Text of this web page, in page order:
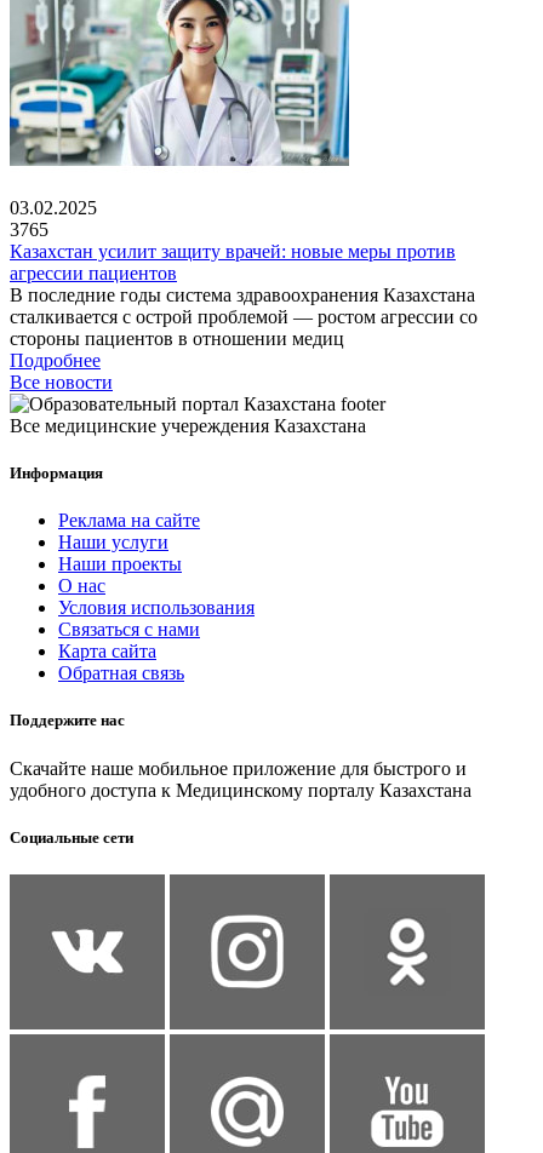
03.02.2025
3765
Казахстан усилит защиту врачей: новые меры против
агрессии пациентов
В последние годы система здравоохранения Казахстана
сталкивается с острой проблемой — ростом агрессии со
стороны пациентов в отношении медиц
Подробнее
Все новости
Все медицинские учереждения Казахстана
Информация
Реклама на сайте
Наши услуги
Наши проекты
О нас
Условия использования
Связаться с нами
Карта сайта
Обратная связь
Поддержите нас
Скачайте наше мобильное приложение для быстрого и
удобного доступа к Медицинскому порталу Казахстана
Социальные сети